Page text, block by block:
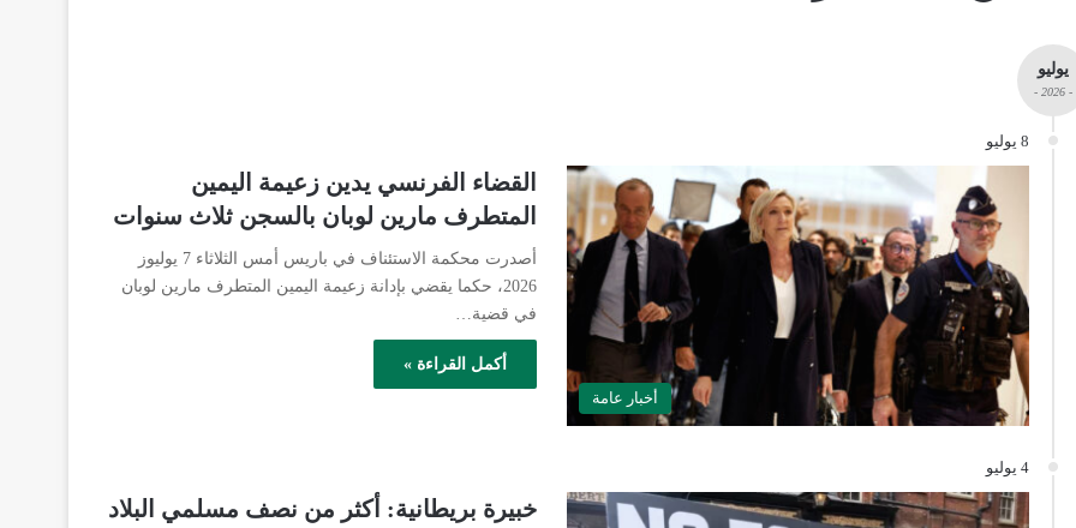
يوليو
- 2026 -
8 يوليو
أخبار عامة
القضاء الفرنسي يدين زعيمة اليمين
المتطرف مارين لوبان بالسجن ثلاث سنوات
أصدرت محكمة الاستئناف في باريس أمس الثلاثاء 7 يوليوز
2026، حكما يقضي بإدانة زعيمة اليمين المتطرف مارين لوبان
في قضية…
أكمل القراءة »
4 يوليو
خبيرة بريطانية: أكثر من نصف مسلمي البلاد